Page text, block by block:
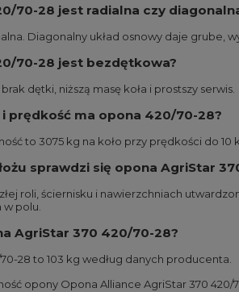
70-28 jest radialna czy
Diagonalny układ osnowy daje grube,
70-28 jest bezdętkowa?
dętki, niższą masę koła i prostszy serwis.
i prędkość ma opona 420/70-28?
to 3075 kg na koło przy prędkości do 10
sprawdzi się opona AgriStar
roli, ściernisku i nawierzchniach
polu.
AgriStar 370 420/70-28?
28 to 103 kg według danych producenta.
opony Opona Alliance AgriStar 370